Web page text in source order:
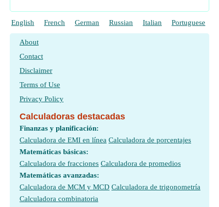
English French German Russian Italian Portuguese
About
Contact
Disclaimer
Terms of Use
Privacy Policy
Calculadoras destacadas
Finanzas y planificación:
Calculadora de EMI en línea Calculadora de porcentajes
Matemáticas básicas:
Calculadora de fracciones Calculadora de promedios
Matemáticas avanzadas:
Calculadora de MCM y MCD Calculadora de trigonometría
Calculadora combinatoria